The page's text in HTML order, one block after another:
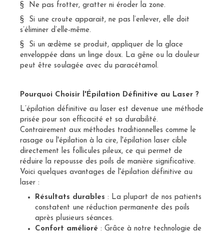
§ Ne pas frotter, gratter ni éroder la zone.
§ Si une croute apparait, ne pas l’enlever, elle doit
s’éliminer d’elle-même.
§ Si un œdème se produit, appliquer de la glace
enveloppée dans un linge doux. La gêne ou la douleur
peut être soulagée avec du paracétamol.
Pourquoi Choisir l'Épilation Définitive au Laser ?
L’épilation définitive au laser est devenue une méthode
prisée pour son efficacité et sa durabilité.
Contrairement aux méthodes traditionnelles comme le
rasage ou l'épilation à la cire, l'épilation laser cible
directement les follicules pileux, ce qui permet de
réduire la repousse des poils de manière significative.
Voici quelques avantages de l'épilation définitive au
laser :
Résultats durables : La plupart de nos patients
constatent une réduction permanente des poils
après plusieurs séances.
Confort amélioré : Grâce à notre technologie de